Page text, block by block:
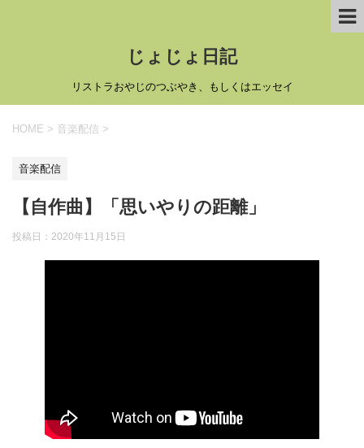
じょじょ日記
リストラおやじのつぶやき、もしくはエッセイ
HOME > 音楽配信 >
音楽配信
【自作曲】「思いやりの距離」
投稿日： 2020年11月15日